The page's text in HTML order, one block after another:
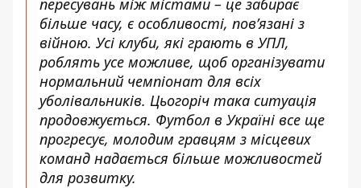
пересувань між містами – це забирає
більше часу, є особливості, пов’язані з
війною. Усі клуби, які грають в УПЛ,
роблять усе можливе, щоб організувати
нормальний чемпіонат для всіх
уболівальників. Цьогоріч така ситуація
продовжується. Футбол в Україні все ще
прогресує, молодим гравцям з місцевих
команд надається більше можливостей
для розвитку.